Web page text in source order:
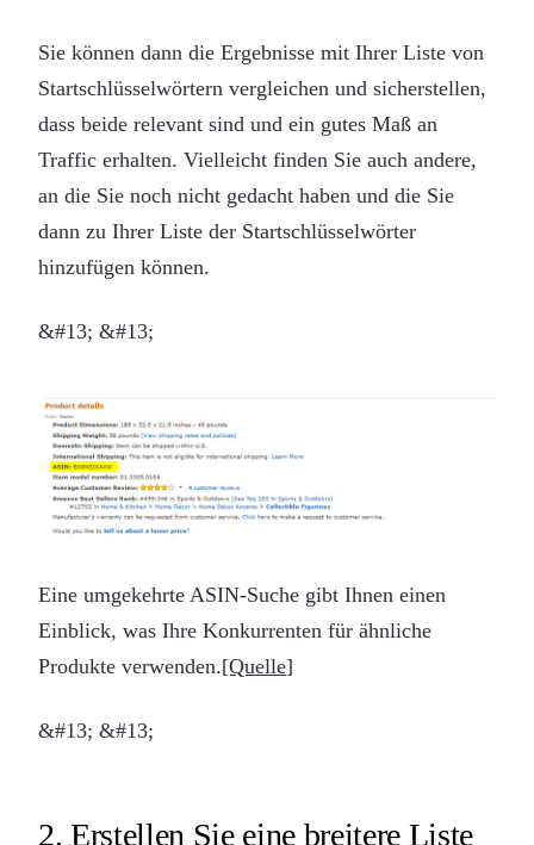
Sie können dann die Ergebnisse mit Ihrer Liste von
Startschlüsselwörtern vergleichen und sicherstellen,
dass beide relevant sind und ein gutes Maß an
Traffic erhalten. Vielleicht finden Sie auch andere,
an die Sie noch nicht gedacht haben und die Sie
dann zu Ihrer Liste der Startschlüsselwörter
hinzufügen können.
&#13; &#13;
Eine umgekehrte ASIN-Suche gibt Ihnen einen
Einblick, was Ihre Konkurrenten für ähnliche
Produkte verwenden.[Quelle]
&#13; &#13;
2. Erstellen Sie eine breitere Liste